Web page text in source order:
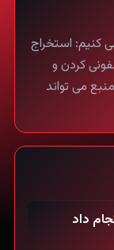
کنیم: استخراج
کردن و
می تواند
داد